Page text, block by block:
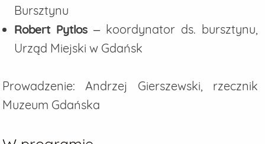
Bursztynu
Robert Pytlos – koordynator ds. bursztynu,
Urząd Miejski w Gdańsk
Prowadzenie: Andrzej Gierszewski, rzecznik
Muzeum Gdańska